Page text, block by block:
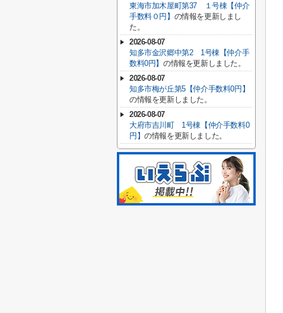
東海市加木屋町第37 １号棟【仲介
手数料０円】 の情報を更新しまし
た。
2026-08-07
知多市金沢郷中第2 1号棟【仲介手
数料0円】の情報を更新しました。
2026-08-07
知多市梅が丘第5【仲介手数料0円】
の情報を更新しました。
2026-08-07
大府市吉川町 1号棟【仲介手数料0
円】の情報を更新しました。